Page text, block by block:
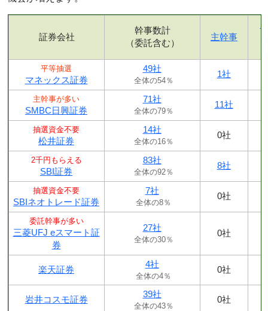
証券会社
幹事数計
（委託含む）
主幹事
平等抽選
マネックス証券
49社
全体の54％
1社
主幹事が多い
SMBC日興証券
71社
全体の79％
11社
抽選資金不要
松井証券
14社
全体の16％
0社
2千円もらえる
SBI証券
83社
全体の92％
8社
抽選資金不要
SBIネオトレード証券
7社
全体の8％
0社
委託幹事が多い
三菱UFJ eスマート証
券
27社
全体の30％
0社
楽天証券
4社
全体の4％
0社
岩井コスモ証券
39社
全体の43％
0社